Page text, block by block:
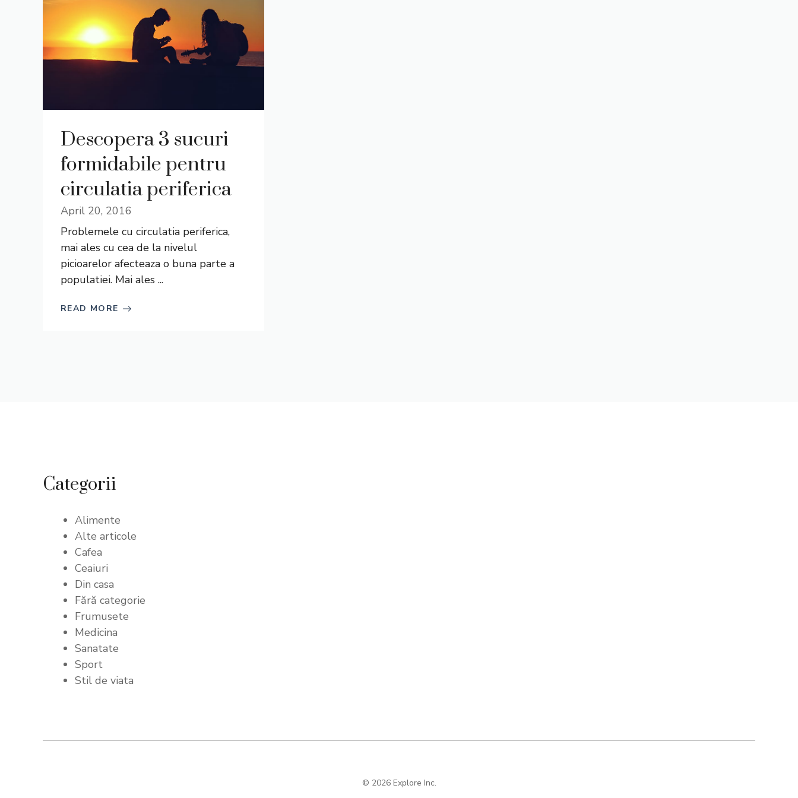
Descopera 3 sucuri
formidabile pentru
circulatia periferica
April 20, 2016
Problemele cu circulatia periferica,
mai ales cu cea de la nivelul
picioarelor afecteaza o buna parte a
populatiei. Mai ales ...
READ MORE
Categorii
Alimente
Alte articole
Cafea
Ceaiuri
Din casa
Fără categorie
Frumusete
Medicina
Sanatate
Sport
Stil de viata
© 2026 Explore Inc.